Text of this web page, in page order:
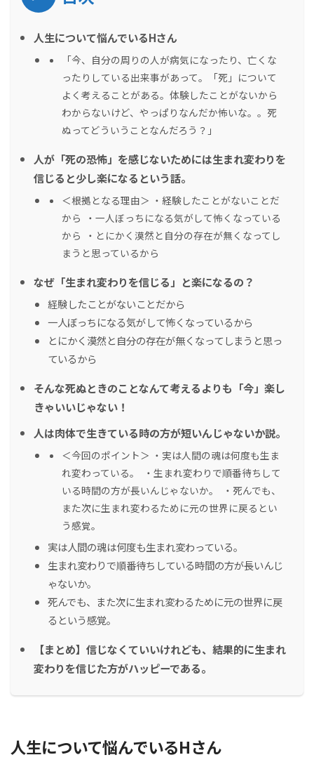
人生について悩んでいるHさん
「今、自分の周りの人が病気になったり、亡くな
ったりしている出来事があって。「死」について
よく考えることがある。体験したことがないから
わからないけど、やっぱりなんだか怖いな。。死
ぬってどういうことなんだろう？」
人が「死の恐怖」を感じないためには生まれ変わりを
信じると少し楽になるという話。
＜根拠となる理由＞ ・経験したことがないことだ
から ・一人ぼっちになる気がして怖くなっている
から ・とにかく漠然と自分の存在が無くなってし
まうと思っているから
なぜ「生まれ変わりを信じる」と楽になるの？
経験したことがないことだから
一人ぼっちになる気がして怖くなっているから
とにかく漠然と自分の存在が無くなってしまうと思っ
ているから
そんな死ぬときのことなんて考えるよりも「今」楽し
きゃいいじゃない！
人は肉体で生きている時の方が短いんじゃないか説。
＜今回のポイント＞ ・実は人間の魂は何度も生ま
れ変わっている。 ・生まれ変わりで順番待ちして
いる時間の方が長いんじゃないか。 ・死んでも、
また次に生まれ変わるために元の世界に戻るとい
う感覚。
実は人間の魂は何度も生まれ変わっている。
生まれ変わりで順番待ちしている時間の方が長いんじ
ゃないか。
死んでも、また次に生まれ変わるために元の世界に戻
るという感覚。
【まとめ】信じなくていいけれども、結果的に生まれ
変わりを信じた方がハッピーである。
人生について悩んでいるHさん